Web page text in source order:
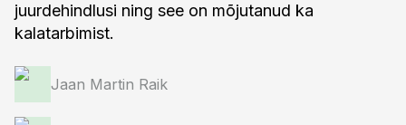
juurdehindlusi ning see on mõjutanud ka
kalatarbimist.
Jaan Martin Raik